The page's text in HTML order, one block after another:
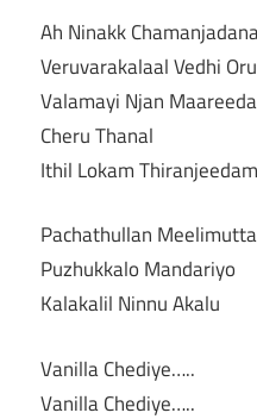
Ah Ninakk
Veruvarakalaal Vedhi
Valamayi Njan
Cheru Thanal
Ithil Lokam Thiranjeedam
Pachathullan
Puzhukkalo Mandariyo
Kalakalil Ninnu Akalu
Vanilla Chediye…..
Vanilla Chediye…..